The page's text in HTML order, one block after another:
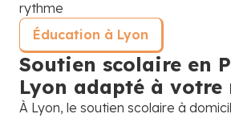
Éducation à Lyon
Soutien scolaire en
Lyon adapté à votre
À Lyon, le soutien scolaire à